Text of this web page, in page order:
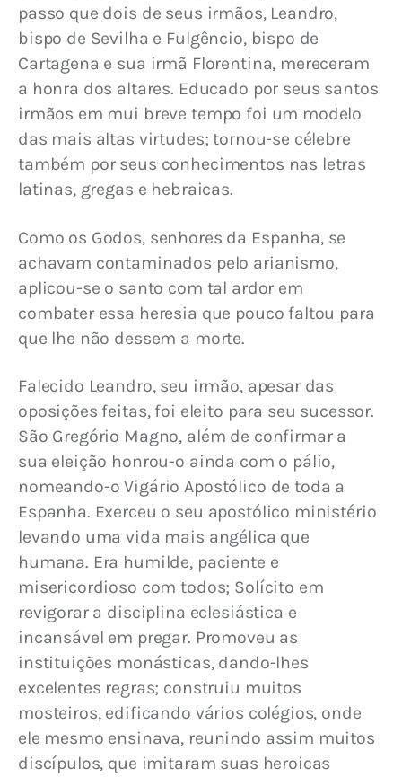
passo que dois de seus irmãos, Leandro,
bispo de Sevilha e Fulgêncio, bis­po de
Cartagena e sua irmã Florentina, mereceram
a honra dos altares. Educado por seus santos
irmãos em mui breve tempo foi um modelo
das mais altas virtudes; tornou-se célebre
também por seus conhecimentos nas letras
latinas, gregas e hebraicas.
Como os Godos, senhores da Espanha, se
achavam contaminados pelo arianismo,
aplicou-se o santo com tal ardor em
combater essa heresia que pouco faltou para
que lhe não dessem a morte.
Falecido Leandro, seu irmão, apesar das
oposições feitas, foi eleito para seu sucessor.
São Gregório Magno, além de confirmar a
sua eleição honrou-o ainda com o pálio,
nomeando-o Vigário Apostólico de toda a
Espanha. Exerceu o seu apostólico ministério
levando uma vida mais angélica que
humana. Era humilde, paciente e
misericordioso com todos; Solícito em
revigorar a disciplina eclesiástica e
incansável em pregar. Promoveu as
instituições monásticas, dando-lhes
excelentes regras; construiu muitos
mosteiros, edificando vários colégios, onde
ele mesmo ensinava, reunindo assim muitos
discípulos, que imitaram suas heroicas